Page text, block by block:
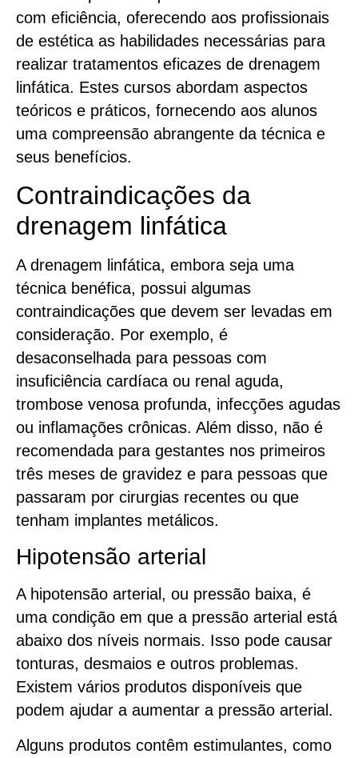
com eficiência, oferecendo aos profissionais
de estética as habilidades necessárias para
realizar tratamentos eficazes de drenagem
linfática. Estes cursos abordam aspectos
teóricos e práticos, fornecendo aos alunos
uma compreensão abrangente da técnica e
seus benefícios.
Contraindicações da
drenagem linfática
A drenagem linfática, embora seja uma
técnica benéfica, possui algumas
contraindicações que devem ser levadas em
consideração. Por exemplo, é
desaconselhada para pessoas com
insuficiência cardíaca ou renal aguda,
trombose venosa profunda, infecções agudas
ou inflamações crônicas. Além disso, não é
recomendada para gestantes nos primeiros
três meses de gravidez e para pessoas que
passaram por cirurgias recentes ou que
tenham implantes metálicos.
Hipotensão arterial
A hipotensão arterial, ou pressão baixa, é
uma condição em que a pressão arterial está
abaixo dos níveis normais. Isso pode causar
tonturas, desmaios e outros problemas.
Existem vários produtos disponíveis que
podem ajudar a aumentar a pressão arterial.
Alguns produtos contêm estimulantes, como